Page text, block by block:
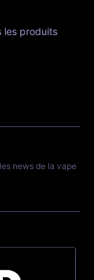
les produits
news de la vape